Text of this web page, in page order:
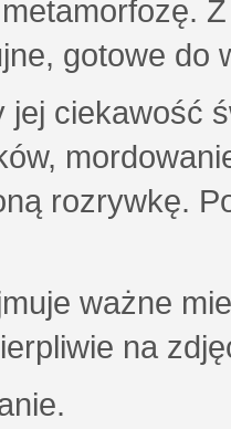
gotowe do
ciekawość
rozrywkę.
ważne
na